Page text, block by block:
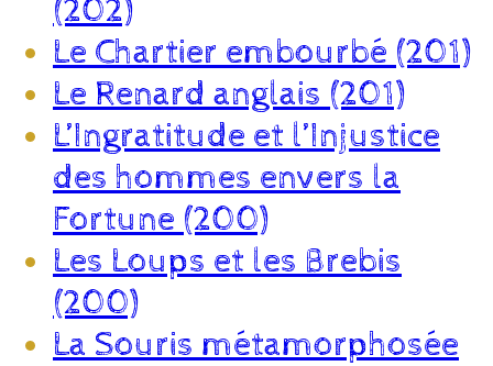
(202)
Le Chartier embourbé (201)
Le Renard anglais (201)
L’Ingratitude et l’Injustice
des hommes envers la
Fortune (200)
Les Loups et les Brebis
(200)
La Souris métamorphosée